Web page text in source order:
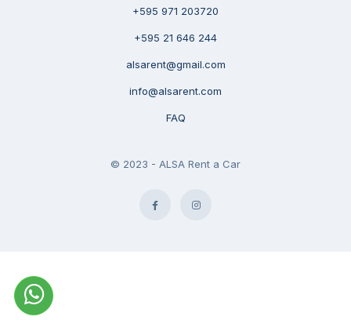
+595 971 203720
+595 21 646 244
alsarent@gmail.com
info@alsarent.com
FAQ
© 2023 - ALSA Rent a Car